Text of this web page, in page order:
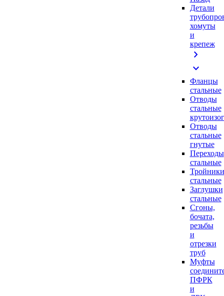
Детали
хомуты
и
крепеж
chevron_right
expand_more
Фланцы
стальные
Отводы
стальные
Отводы
стальные
гнутые
Переходы
стальные
Тройники
стальные
Заглушки
стальные
Сгоны,
бочата,
резьбы
и
отрезки
труб
Муфты
ПФРК
и